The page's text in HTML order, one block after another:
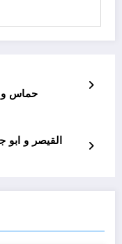
حماس و
القيصر و